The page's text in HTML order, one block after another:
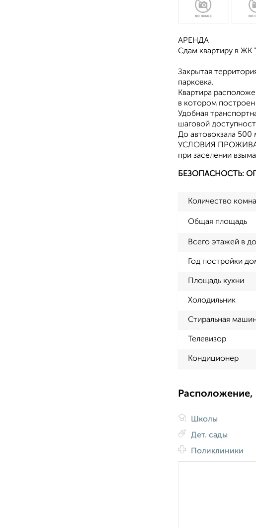
АРЕНДА
Сдам квартиру в ЖK
Закpытая
парковка.
Квартира
в котором
Удобная
шаговой
До автовокзала
УСЛОВИЯ
при заселении
БЕЗОПАСНОСТЬ:
Количество
Общая площадь
Всего этажей в
Год постройки
Площадь кухни
Холодильник
Стиральная
Телевизор
Кондиционер
Расположение,
Школы
Дет. сады
Поликлиники